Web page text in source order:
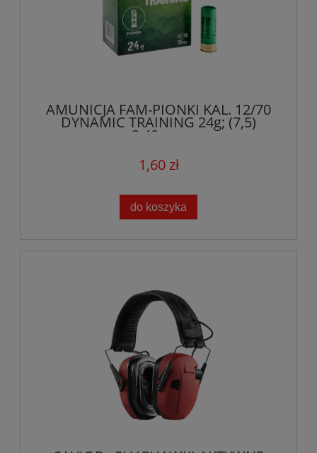
AMUNICJA FAM-PIONKI KAL. 12/70
DYNAMIC TRAINING 24g; (7,5)
2,40mm
1,60 zł
do koszyka